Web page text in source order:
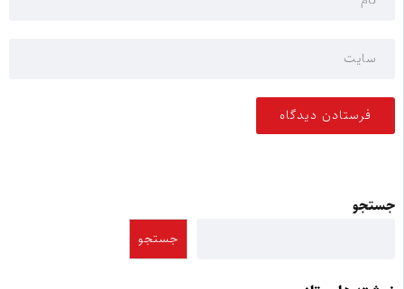
جستجو
جستجو